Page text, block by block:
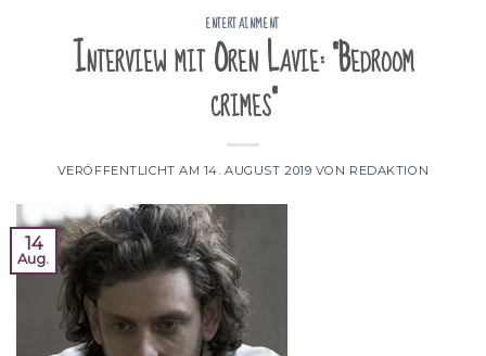
ENTERTAINMENT
Interview mit Oren Lavie: “Bedroom
crimes”
VERÖFFENTLICHT AM 14. AUGUST 2019 VON REDAKTION
14
Aug.